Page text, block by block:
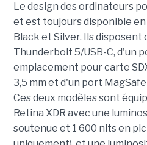
Le design des ordinateurs
et est toujours disponible en
Black et Silver. Ils
Thunderbolt 5/USB-C, d'un
emplacement pour carte
3,5 mm et d'un port
Ces deux modèles sont
Retina XDR avec une
soutenue et 1 600 nits en